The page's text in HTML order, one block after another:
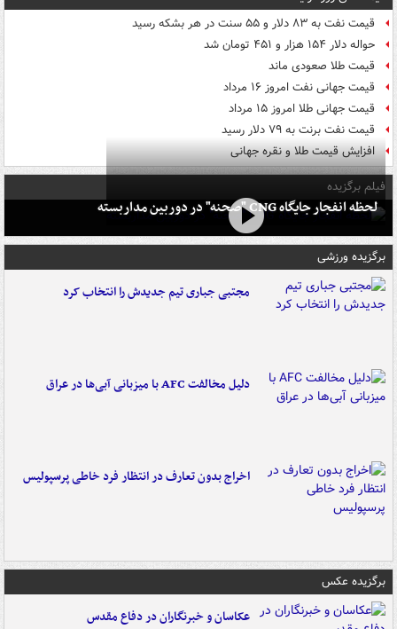
قیمت نفت به ۸۳ دلار و ۵۵ سنت در هر بشکه رسید
حواله دلار ۱۵۴ هزار و ۴۵۱ تومان شد
قیمت طلا صعودی ماند
قیمت جهانی نفت امروز ۱۶ مرداد
قیمت جهانی طلا امروز ۱۵ مرداد
قیمت نفت برنت به ۷۹ دلار رسید
افزایش قیمت طلا و نقره جهانی
فیلم برگزیده
لحظه انفجار جایگاه CNG "صحنه" در دوربین مداربسته
برگزیده ورزشی
مجتبی جباری تیم جدیدش را انتخاب کرد
دلیل مخالفت AFC با میزبانی آبی‌ها در عراق
اخراج بدون تعارف در انتظار فرد خاطی پرسپولیس
برگزیده عکس
عکاسان و خبرنگاران در دفاع مقدس